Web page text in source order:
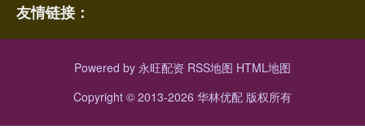
友情链接：
Powered by 永旺配资 RSS地图 HTML地图
Copyright © 2013-2026 华林优配 版权所有